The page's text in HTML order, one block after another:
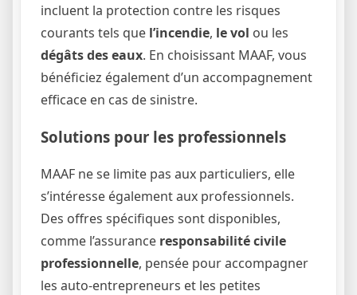
incluent la protection contre les risques
courants tels que l’incendie, le vol ou les
dégâts des eaux. En choisissant MAAF, vous
bénéficiez également d’un accompagnement
efficace en cas de sinistre.
Solutions pour les professionnels
MAAF ne se limite pas aux particuliers, elle
s’intéresse également aux professionnels.
Des offres spécifiques sont disponibles,
comme l’assurance responsabilité civile
professionnelle, pensée pour accompagner
les auto-entrepreneurs et les petites